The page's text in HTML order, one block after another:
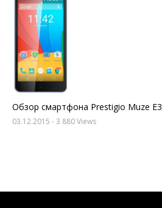
Обзор смартфона Prestigio Muze E3
03.12.2015 - 3 880 Views